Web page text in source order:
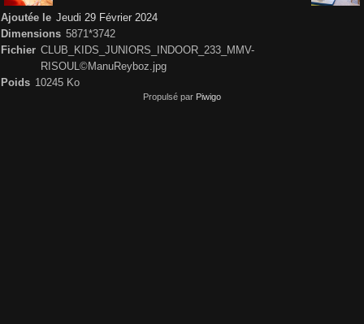
Ajoutée le Jeudi 29 Février 2024
Dimensions 5871*3742
Fichier CLUB_KIDS_JUNIORS_INDOOR_233_MMV-
RISOUL©ManuReyboz.jpg
Poids 10245 Ko
Propulsé par Piwigo